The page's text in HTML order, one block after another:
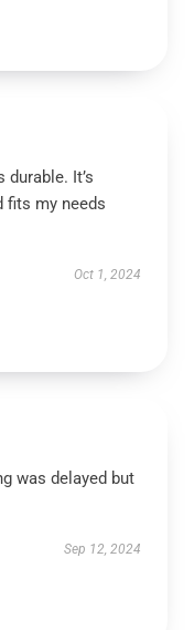
It’s
fits my needs
Oct 1, 2024
was delayed but
Sep 12, 2024